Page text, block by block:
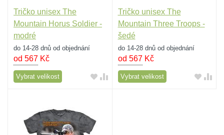
Tričko unisex The
Mountain Horus Soldier -
modré
do 14-28 dnů od objednání
od 567 Kč
Vybrat velikost
Tričko unisex The
Mountain Three Troops -
šedé
do 14-28 dnů od objednání
od 567Kč
Vybrat velikost